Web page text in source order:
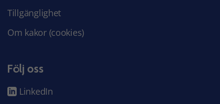
Tillgänglighet
Om kakor (cookies)
Följ oss
LinkedIn